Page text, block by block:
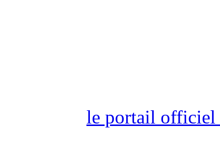
le portail officiel